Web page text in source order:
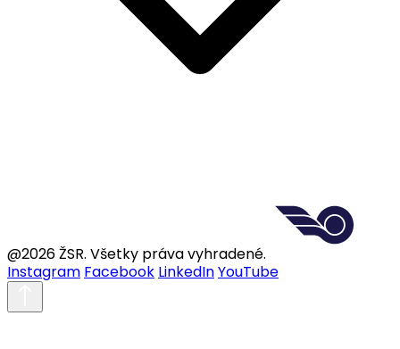
@2026 ŽSR. Všetky práva vyhradené.
Instagram Facebook LinkedInYouTube